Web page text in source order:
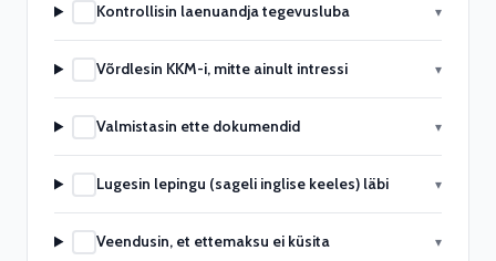
Kontrollisin laenuandja tegevusluba ▾
Võrdlesin KKM-i, mitte ainult intressi ▾
Valmistasin ette dokumendid ▾
Lugesin lepingu (sageli inglise keeles) läbi ▾
Veendusin, et ettemaksu ei küsita ▾